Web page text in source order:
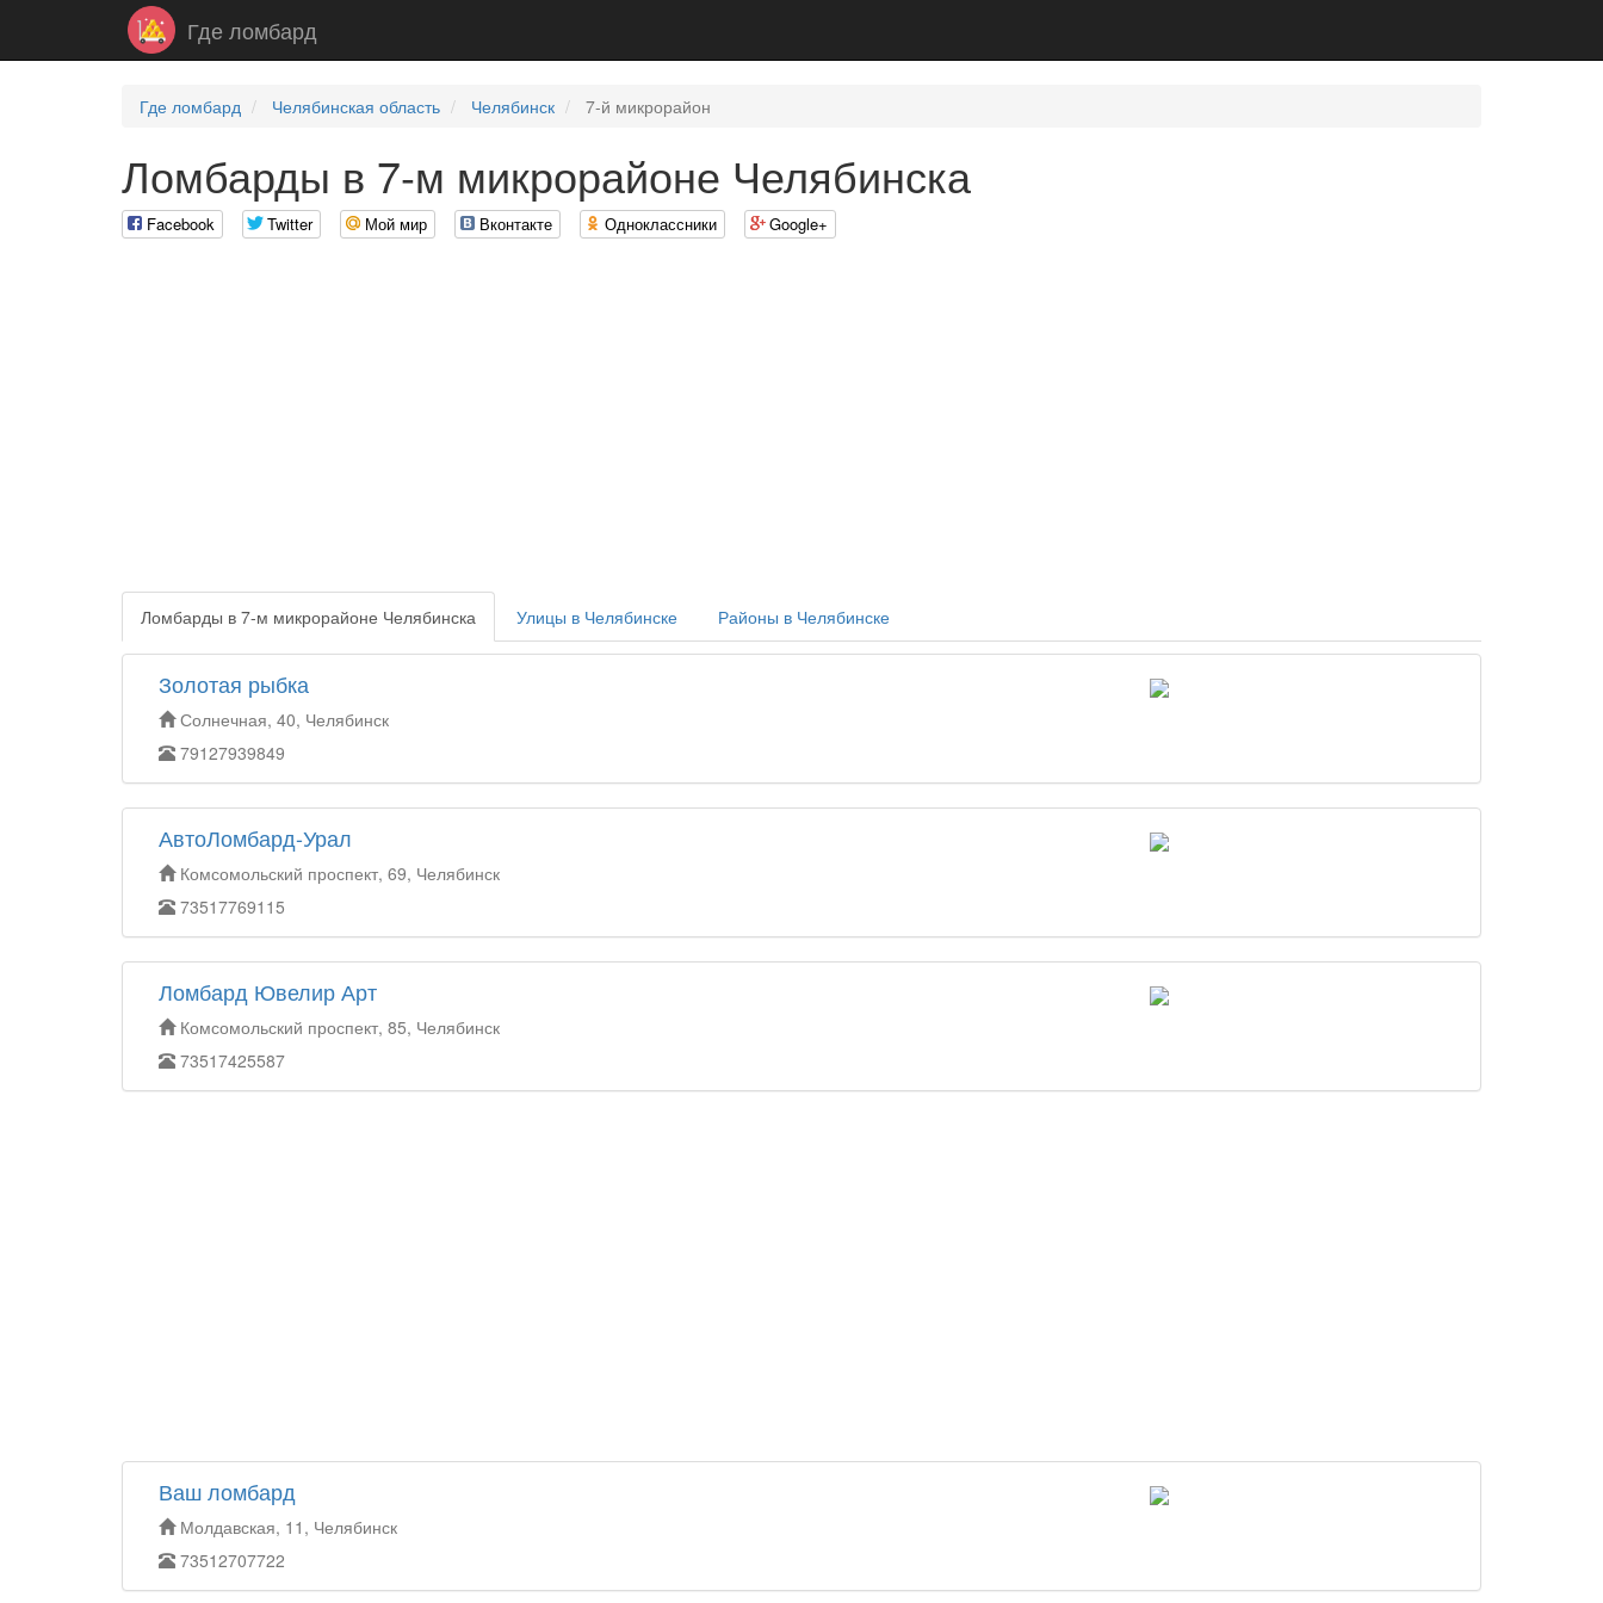
Где ломбард
Где ломбард Челябинская область Челябинск 7-й микрорайон
Ломбарды в 7-м микрорайоне Челябинска
Facebook Twitter Мой мир Вконтакте Одноклассники Google+
Ломбарды в 7-м микрорайоне Челябинска Улицы в Челябинске Районы в Челябинске
Золотая рыбка
Солнечная, 40, Челябинск
79127939849
АвтоЛомбард-Урал
Комсомольский проспект, 69, Челябинск
73517769115
Ломбард Ювелир Арт
Комсомольский проспект, 85, Челябинск
73517425587
Ваш ломбард
Молдавская, 11, Челябинск
73512707722